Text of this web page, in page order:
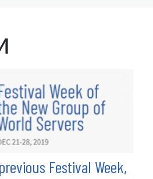
Festival Week,